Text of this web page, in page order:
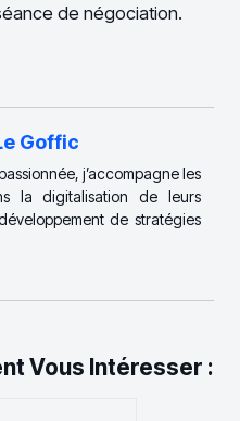
de négociation.
Goffic
j’accompagne les
la digitalisation de leurs
de stratégies
Vous Intéresser :